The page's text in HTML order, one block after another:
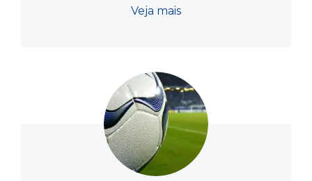
Veja mais